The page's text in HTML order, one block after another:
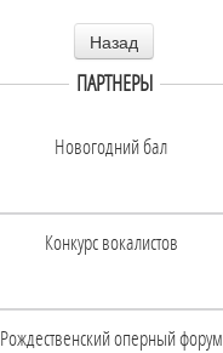
Назад
ПАРТНЕРЫ
Новогодний бал
Конкурс вокалистов
Рождественский оперный форум